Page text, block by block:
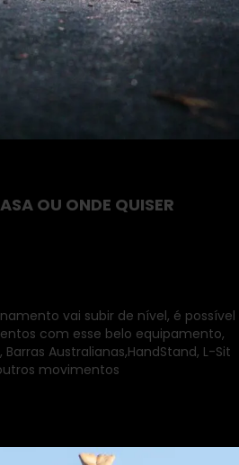
OU ONDE QUISER
vai subir de nível, é possível
com esse belo equipamento,
Barras Australianas,HandStand, L-Sit
movimentos